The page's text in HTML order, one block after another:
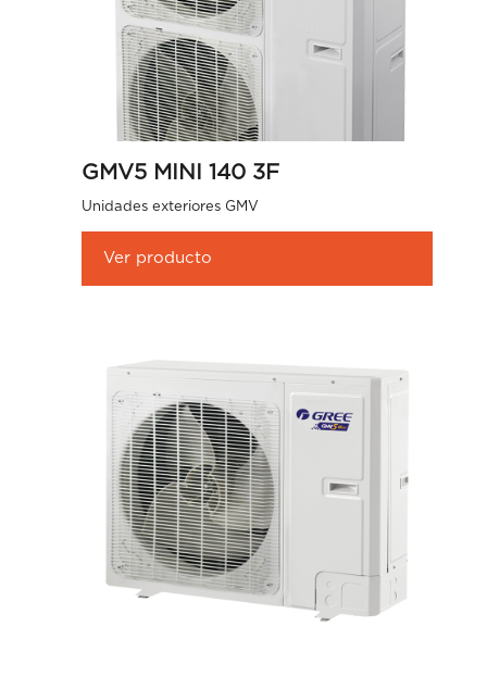
GMV5 MINI 140 3F
Unidades exteriores GMV
Ver producto